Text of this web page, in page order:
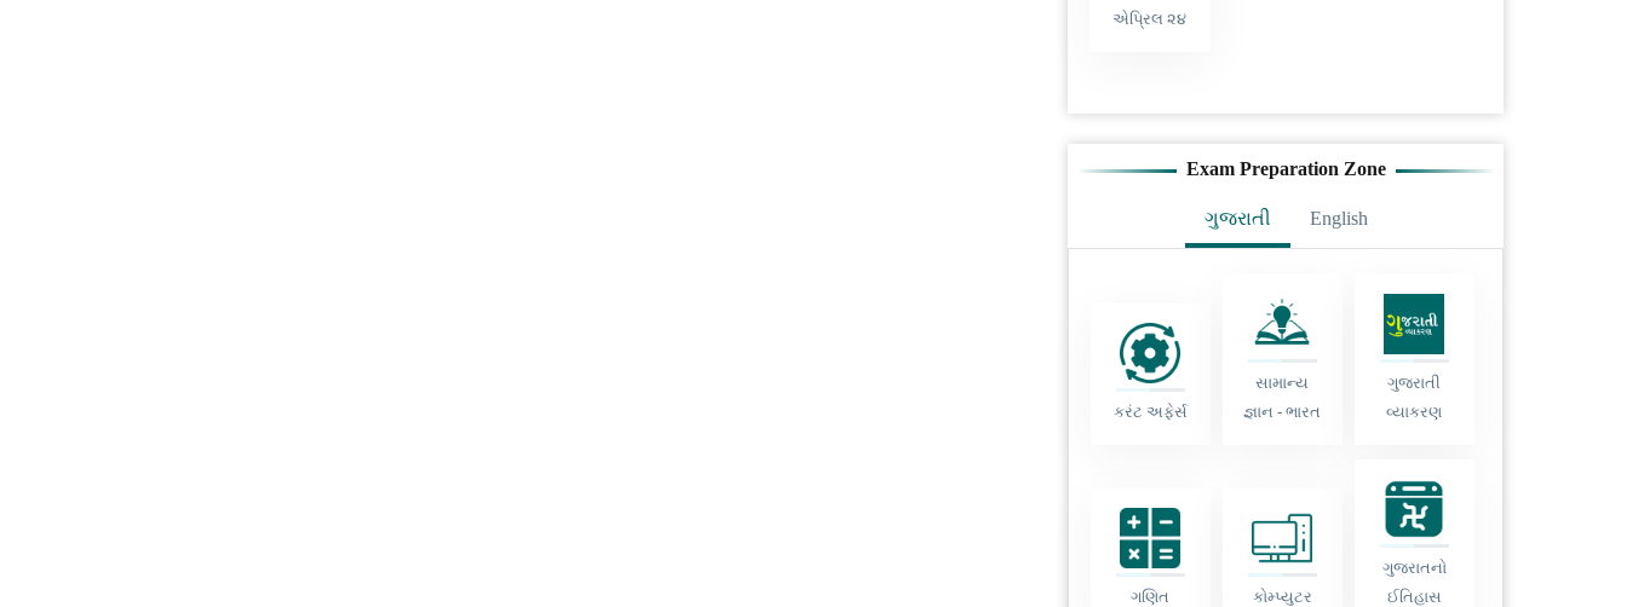
એપ્રિલ ૨૪
Exam Preparation Zone
ગુજરાતી English
કરંટ અફેર્સ
સામાન્ય
જ્ઞાન - ભારત
ગુજરાતી
વ્યાકરણ
ગણિત કોમ્પ્યુટર
ગુજરાતનો
ઈતિહાસ